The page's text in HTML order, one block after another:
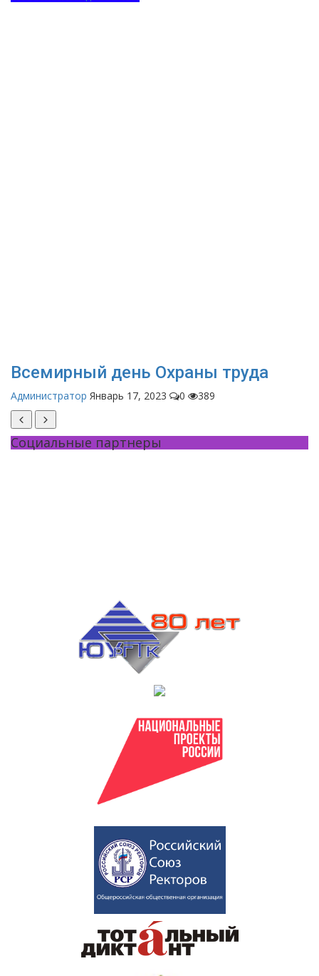
Всемирный день Охраны труда
Администратор Январь 17, 2023 0 389
Социальные партнеры